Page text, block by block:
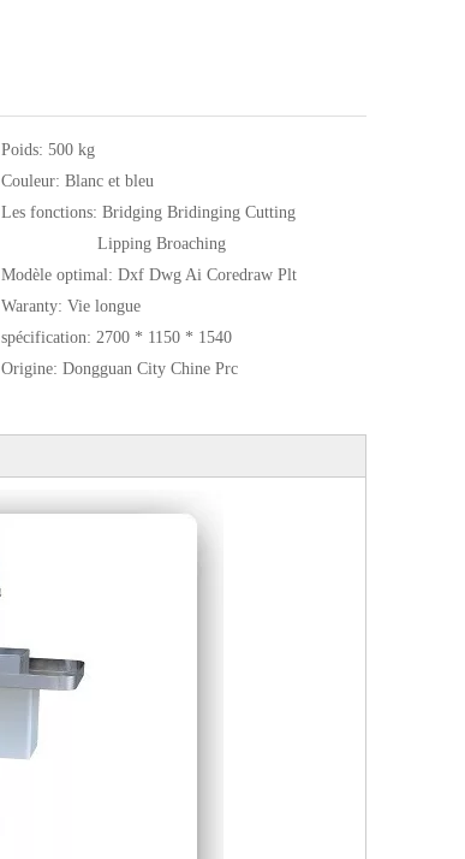
Poids: 500 kg
Couleur: Blanc et bleu
Les fonctions: Bridging Bridinging Cutting
Lipping Broaching
Modèle optimal: Dxf Dwg Ai Coredraw Plt
Waranty: Vie longue
spécification: 2700 * 1150 * 1540
Origine: Dongguan City Chine Prc